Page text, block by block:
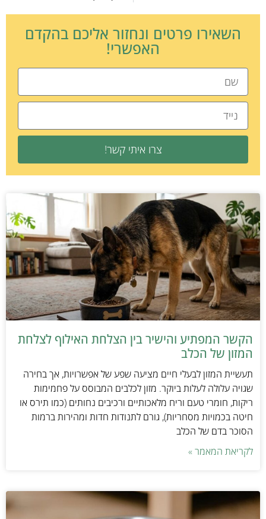
השאירו פרטים ונחזור אליכם בהקדם
האפשרי!
צרו איתי קשר!
הקשר המפתיע והישיר בין הצלחת האילוף לצלחת
המזון של הכלב
תעשיית המזון לבעלי חיים מציעה שפע של אפשרויות, אך בחירה
שגויה עלולה לעלות ביוקר. מזון לכלבים המבוסס על פחמימות
ריקות, חומרי טעם וריח מלאכותיים ורכיבים נחותים (כמו תירס או
חיטה בכמויות מסחריות), גורם לתנודות חדות ומהירות ברמות
הסוכר בדם של הכלב
לקריאת המאמר »